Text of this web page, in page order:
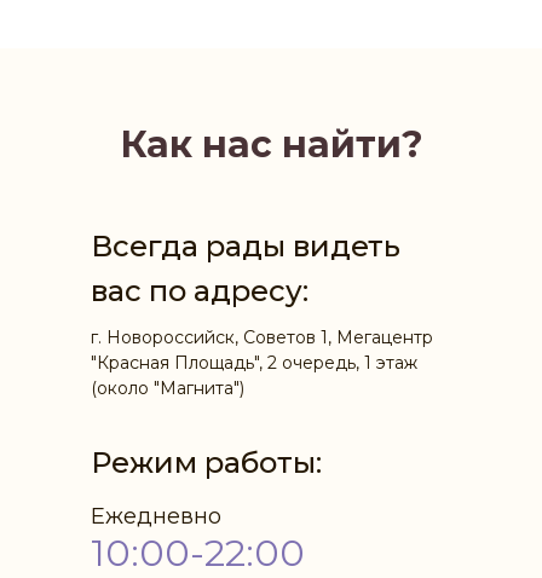
Как нас найти?
Всегда рады видеть
вас по адресу:
г. Новороссийск, Советов 1, Мегацентр
"Красная Площадь", 2 очередь, 1 этаж
(около "Магнита")
Режим работы:
Ежедневно
10:00-22:00